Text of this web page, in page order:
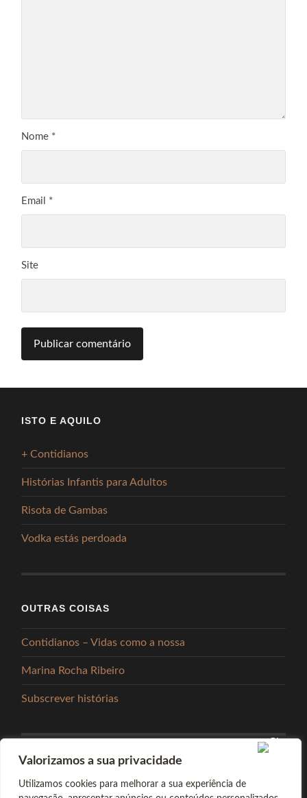
Valorizamos a sua privacidade
Utilizamos cookies para melhorar a sua experiência de
Nome *
Email *
Site
ISTO E AQUILO
+ Contidianos
Histórias Infantis para Adultos
Risota de Gambas
Vodka estás perdoada
OUTRAS COISAS
Contidianos – Vidas como a nossa
Marina Rocha Ribeiro
Subscrever histórias